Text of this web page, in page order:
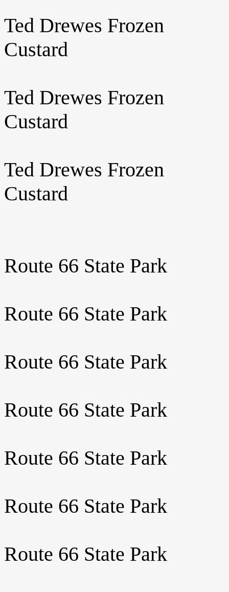
Ted Drewes Frozen
Custard
Ted Drewes Frozen
Custard
Ted Drewes Frozen
Custard
Route 66 State Park
Route 66 State Park
Route 66 State Park
Route 66 State Park
Route 66 State Park
Route 66 State Park
Route 66 State Park